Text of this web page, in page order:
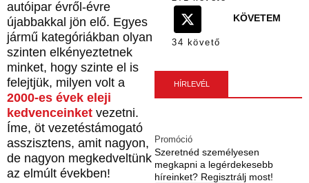
autóipar évről-évre
újabbakkal jön elő. Egyes
jármű kategóriákban olyan
szinten elkényeztetnek
minket, hogy szinte el is
felejtjük, milyen volt a
2000-es évek eleji
kedvenceinket vezetni.
Íme, öt vezetéstámogató
asszisztens, amit nagyon,
de nagyon megkedveltünk
az elmúlt években!
34 követő
KÖVETEM
HÍRLEVÉL
Szeretnéd személyesen
megkapni a legérdekesebb
híreinket? Regisztrálj most!
Promóció